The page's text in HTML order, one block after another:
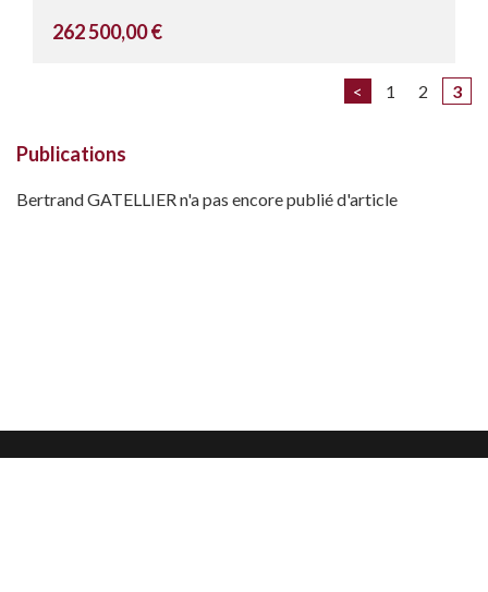
262 500,00 €
< 1 2 3
Publications
Bertrand GATELLIER n'a pas encore publié d'article
Mentions légales